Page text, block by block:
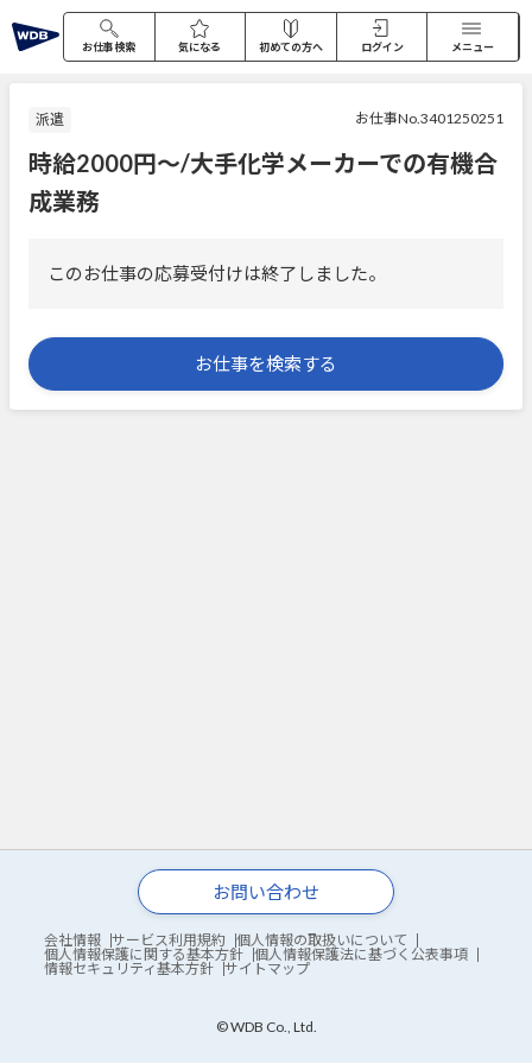
お仕事検索 気になる 初めての方へ ログイン メニュー
派遣 お仕事No.3401250251
時給2000円～/大手化学メーカーでの有機合
成業務
このお仕事の応募受付けは終了しました。
お仕事を検索する
お問い合わせ
会社情報 サービス利用規約
個人情報の取扱いについて
個人情報保護に関する基本方針
個人情報保護法に基づく公表事項
情報セキュリティ基本方針
サイトマップ
© WDB Co., Ltd.